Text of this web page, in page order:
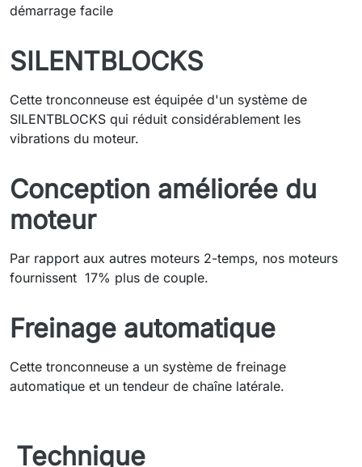
démarrage facile
SILENTBLOCKS
Cette tronconneuse est équipée d'un système de
SILENTBLOCKS qui réduit considérablement les
vibrations du moteur.
Conception améliorée du
moteur
Par rapport aux autres moteurs 2-temps, nos moteurs
fournissent 17% plus de couple.
Freinage automatique
Cette tronconneuse a un système de freinage
automatique et un tendeur de chaîne latérale.
Technique